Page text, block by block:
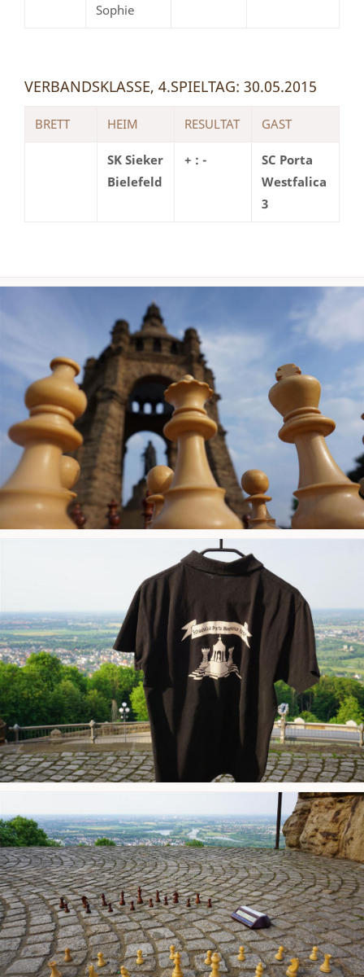
Sophie
VERBANDSKLASSE, 4.SPIELTAG: 30.05.2015
BRETT HEIM RESULTAT GAST
SK Sieker
Bielefeld
+ : -
SC Porta
Westfalica
3